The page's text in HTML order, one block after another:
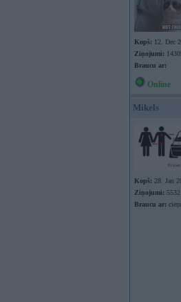
Kopš: 12. Dec
Ziņojumi:
Braucu ar:
Online
Mikels
Kopš: 28. Jan
Ziņojumi: 5532
Braucu ar: